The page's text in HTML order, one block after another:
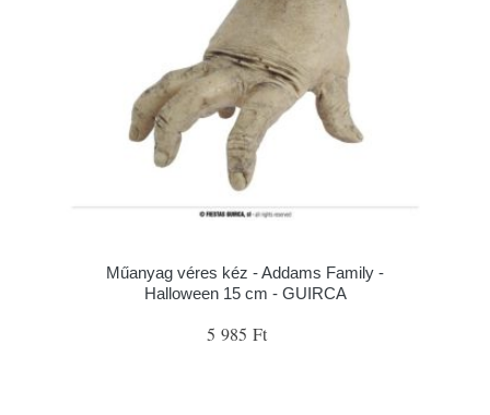
Műanyag véres kéz - Addams Family -
Halloween 15 cm - GUIRCA
5 985 Ft